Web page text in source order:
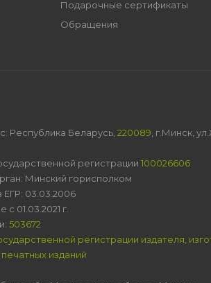
Подарочные сертификаты
Обращения
Республика Беларусь, 220089 , г.Минск,
регистрации 100026606
Минский горисполком
ЕГР: 03.03.2006
01.03.2021 г.
503672
регистрации издателя,
изданий